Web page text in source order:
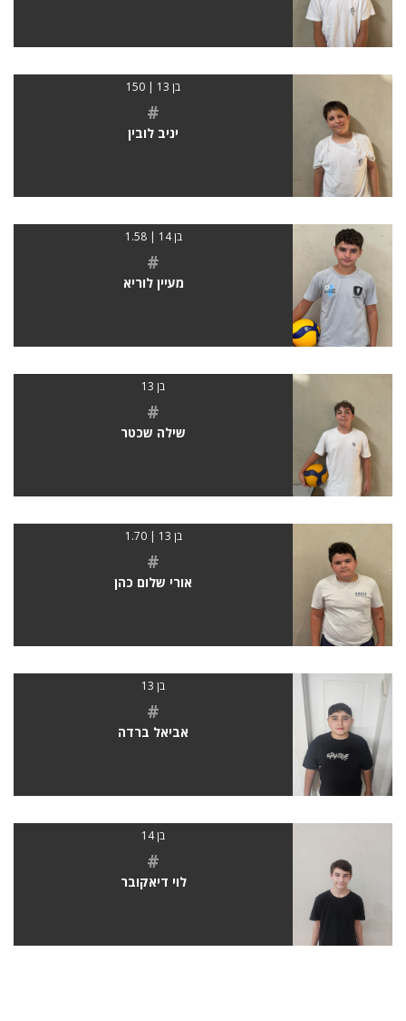
בן 13 | 150
#
יניב לובין
בן 14 | 1.58
#
מעיין לוריא
בן 13
#
שילה שכטר
בן 13 | 1.70
#
אורי שלום כהן
בן 13
#
אביאל ברדה
בן 14
#
לוי דיאקובר